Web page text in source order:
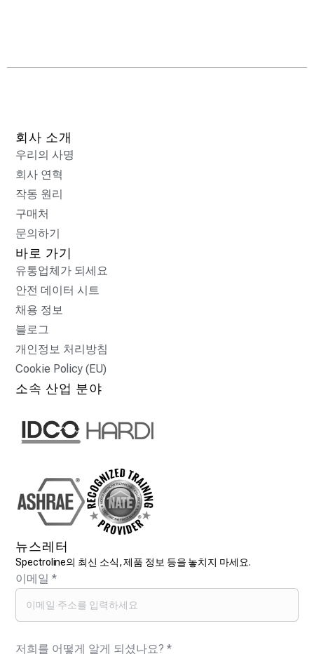
회사 소개
우리의 사명
회사 연혁
작동 원리
구매처
문의하기
바로 가기
유통업체가 되세요
안전 데이터 시트
채용 정보
블로그
개인정보 처리방침
Cookie Policy (EU)
소속 산업 분야
뉴스레터
Spectroline의 최신 소식, 제품 정보 등을 놓치지 마세요.
이메일*
저희를 어떻게 알게 되셨나요?*